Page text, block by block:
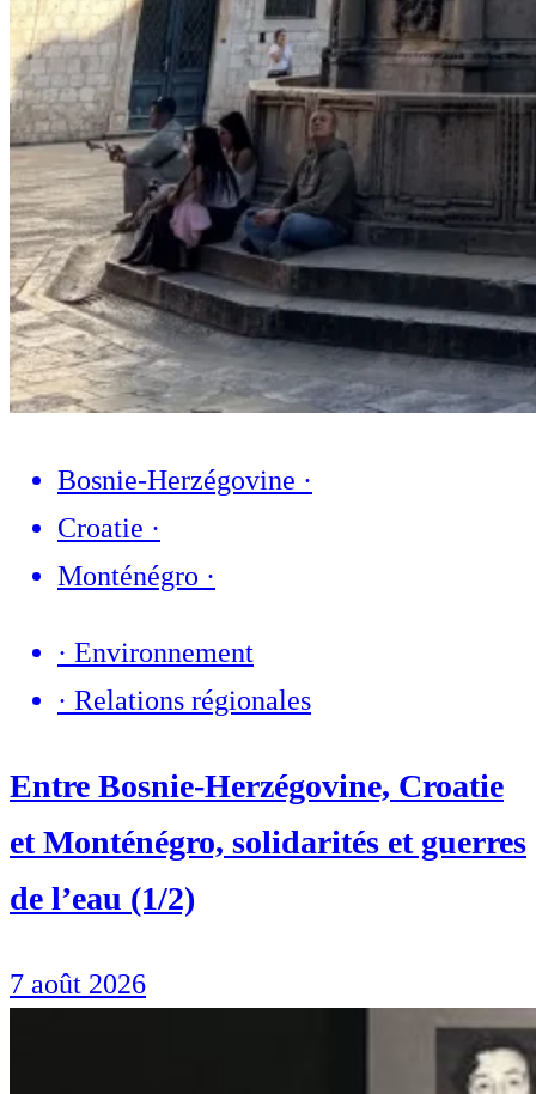
Bosnie-Herzégovine ·
Croatie ·
Monténégro ·
· Environnement
· Relations régionales
Entre Bosnie-Herzégovine, Croatie
et Monténégro, solidarités et guerres
de l’eau (1/2)
7 août 2026